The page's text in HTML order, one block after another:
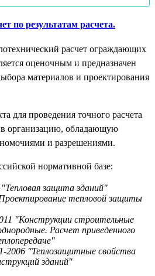
по результатам расчета.
расчет ограждающих
оценочным и предназначен
материалов и проектирования
для проведения точного расчета
в организацию, обладающую
и разрешениями.
нормативной базе:
защита зданий"
тепловой защиты
"Конструкции строительные
Расчет приведенного
2006 "Теплозащитные свойства
зданий"